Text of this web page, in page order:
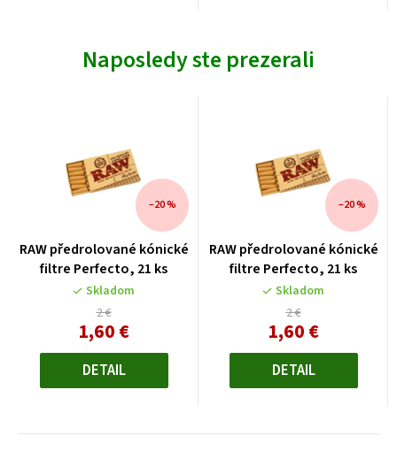
Naposledy ste prezerali
RAW předrolované kónické
filtre Perfecto, 21 ks
Skladom
2 €
–20 %
1,60 €
DETAIL
RAW předrolované kónické
filtre Perfecto, 21 ks
Skladom
2 €
–20 %
1,60 €
DETAIL